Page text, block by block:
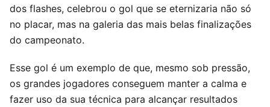
dos flashes, celebrou o gol que se eternizaria não só
no placar, mas na galeria das mais belas finalizações
do campeonato.
Esse gol é um exemplo de que, mesmo sob pressão,
os grandes jogadores conseguem manter a calma e
fazer uso da sua técnica para alcançar resultados